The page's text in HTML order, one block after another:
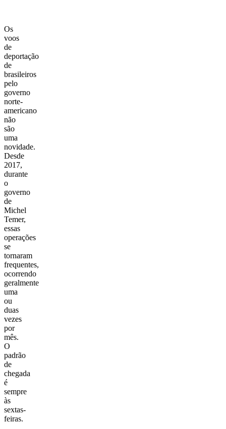
Os
voos
de
deportação
de
brasileiros
pelo
governo
norte-
americano
não
são
uma
novidade.
Desde
2017,
durante
o
governo
de
Michel
Temer,
essas
operações
se
tornaram
frequentes,
ocorrendo
geralmente
uma
ou
duas
vezes
por
mês.
O
padrão
de
chegada
é
sempre
às
sextas-
feiras.